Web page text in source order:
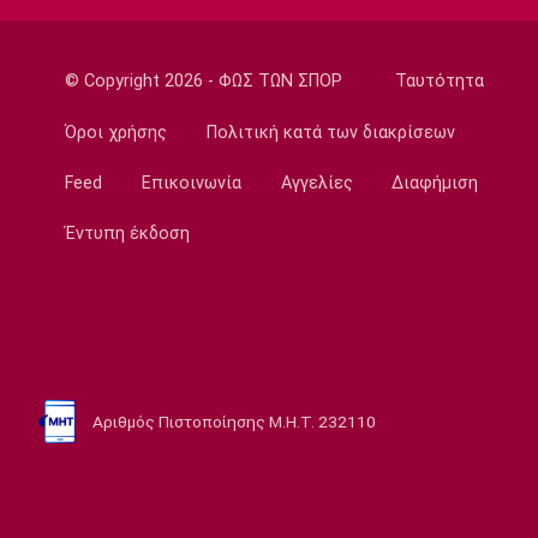
Ευρωπαϊκό Πρωτάθλημα Νέων Γυναικών:
08:50
Χάντμπολ
επίπεδο»
08:20
Super League 1
© Copyright 2026 - ΦΩΣ ΤΩΝ ΣΠΟΡ Ταυτότητα
Όροι χρήσης Πολιτική κατά των διακρίσεων
Feed Επικοινωνία Αγγελίες Διαφήμιση
Έντυπη έκδοση
Αριθμός Πιστοποίησης Μ.Η.Τ. 232110